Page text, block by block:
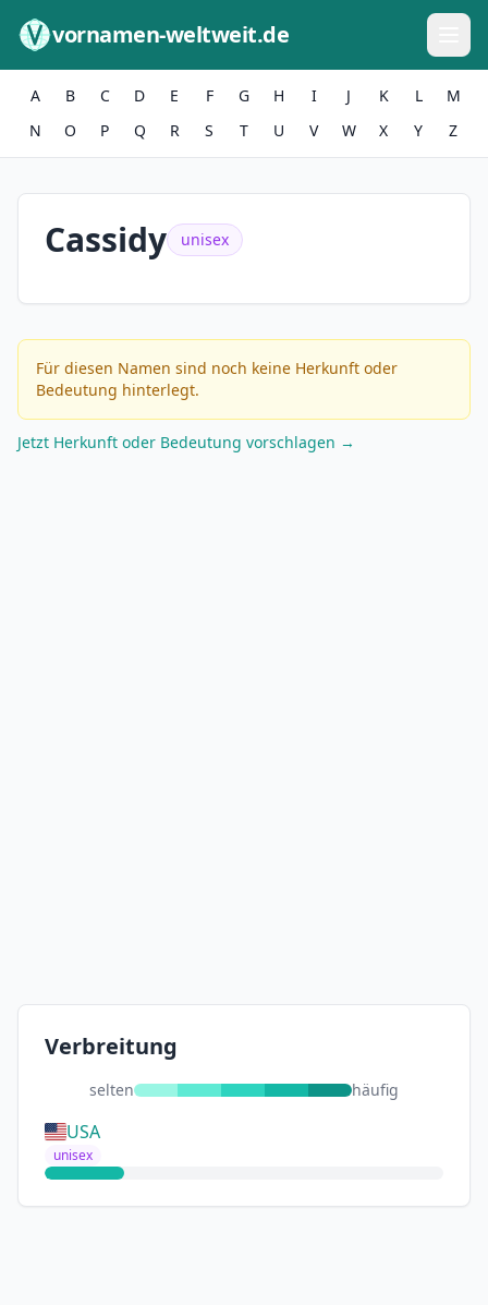
vornamen-weltweit.de
A B C D E F G H I J K L
M
N
O P Q R S T U V W X Y Z
Cassidy unisex
Für diesen Namen sind noch keine Herkunft oder
Bedeutung hinterlegt.
Jetzt Herkunft oder Bedeutung vorschlagen →
Verbreitung
selten häufig
USA
unisex